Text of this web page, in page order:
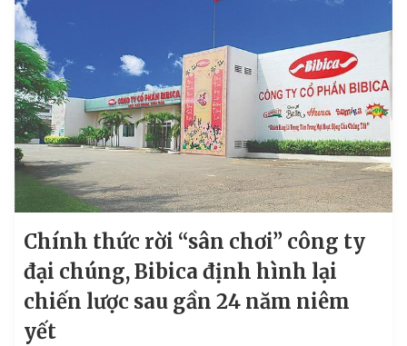
Chính thức rời “sân chơi” công ty
đại chúng, Bibica định hình lại
chiến lược sau gần 24 năm niêm
yết